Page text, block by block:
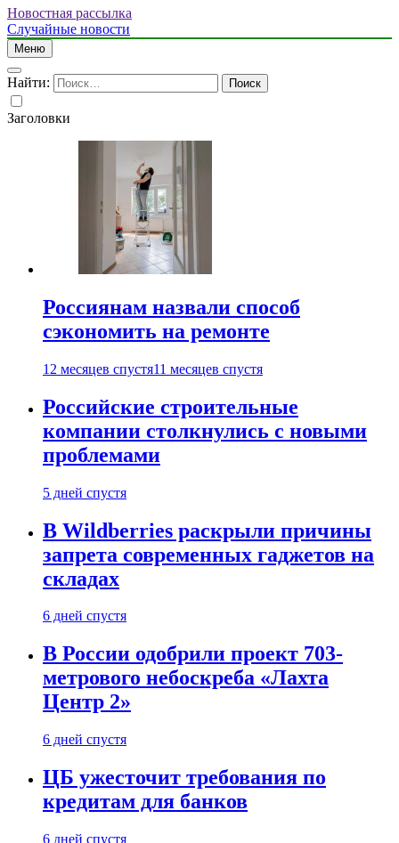
Новостная рассылка
Случайные новости
Меню
Найти:
Заголовки
Россиянам назвали способ
сэкономить на ремонте
12 месяцев спустя11 месяцев спустя
Российские строительные
компании столкнулись с новыми
проблемами
5 дней спустя
В Wildberries раскрыли причины
запрета современных гаджетов на
складах
6 дней спустя
В России одобрили проект 703-
метрового небоскреба «Лахта
Центр 2»
6 дней спустя
ЦБ ужесточит требования по
кредитам для банков
6 дней спустя